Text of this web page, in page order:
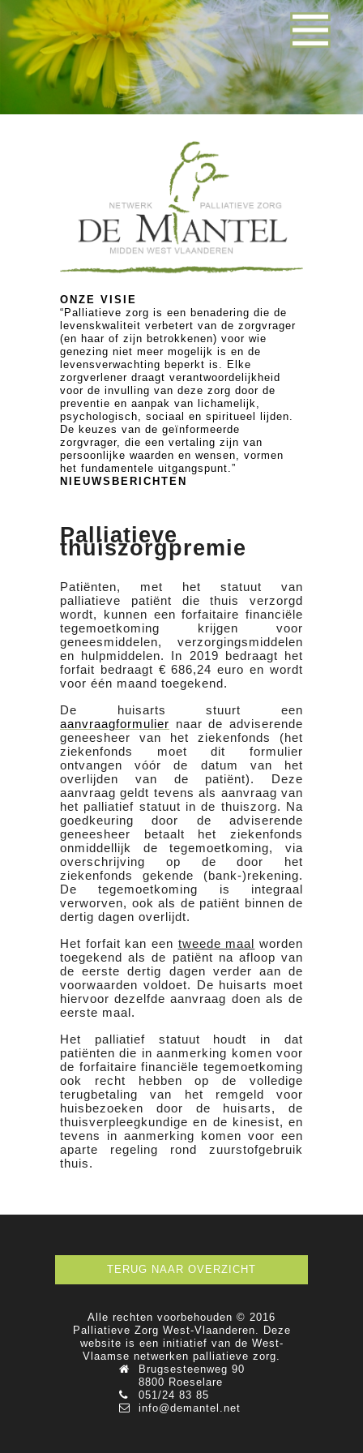
ONZE VISIE
“Palliatieve zorg is een benadering die de
levenskwaliteit verbetert van de zorgvrager
(en haar of zijn betrokkenen) voor wie
genezing niet meer mogelijk is en de
levensverwachting beperkt is. Elke
zorgverlener draagt verantwoordelijkheid
voor de invulling van deze zorg door de
preventie en aanpak van lichamelijk,
psychologisch, sociaal en spiritueel lijden.
De keuzes van de geïnformeerde
zorgvrager, die een vertaling zijn van
persoonlijke waarden en wensen, vormen
het fundamentele uitgangspunt.”
NIEUWSBERICHTEN
Palliatieve
thuiszorgpremie
Patiënten, met het statuut van
palliatieve patiënt die thuis verzorgd
wordt, kunnen een forfaitaire financiële
tegemoetkoming krijgen voor
geneesmiddelen, verzorgingsmiddelen
en hulpmiddelen. In 2019 bedraagt het
forfait bedraagt € 686,24 euro en wordt
voor één maand toegekend.
De huisarts stuurt een
aanvraagformulier naar de adviserende
geneesheer van het ziekenfonds (het
ziekenfonds moet dit formulier
ontvangen vóór de datum van het
overlijden van de patiënt). Deze
aanvraag geldt tevens als aanvraag van
het palliatief statuut in de thuiszorg. Na
goedkeuring door de adviserende
geneesheer betaalt het ziekenfonds
onmiddellijk de tegemoetkoming, via
overschrijving op de door het
ziekenfonds gekende (bank-)rekening.
De tegemoetkoming is integraal
verworven, ook als de patiënt binnen de
dertig dagen overlijdt.
Het forfait kan een tweede maal
worden
toegekend als de patiënt na afloop van
de eerste dertig dagen verder aan de
voorwaarden voldoet. De huisarts moet
hiervoor dezelfde aanvraag doen als de
eerste maal.
Het palliatief statuut houdt in dat
patiënten die in aanmerking komen voor
de forfaitaire financiële tegemoetkoming
ook recht hebben op de volledige
terugbetaling van het remgeld voor
huisbezoeken door de huisarts, de
thuisverpleegkundige en de kinesist, en
tevens in aanmerking komen voor een
aparte regeling rond zuurstofgebruik
thuis.
TERUG NAAR OVERZICHT
Alle rechten voorbehouden © 2016
Palliatieve Zorg West-Vlaanderen. Deze
website is een initiatief van de West-
Vlaamse netwerken palliatieve zorg.
Brugsesteenweg 90
8800 Roeselare
051/24 83 85
info@demantel.net